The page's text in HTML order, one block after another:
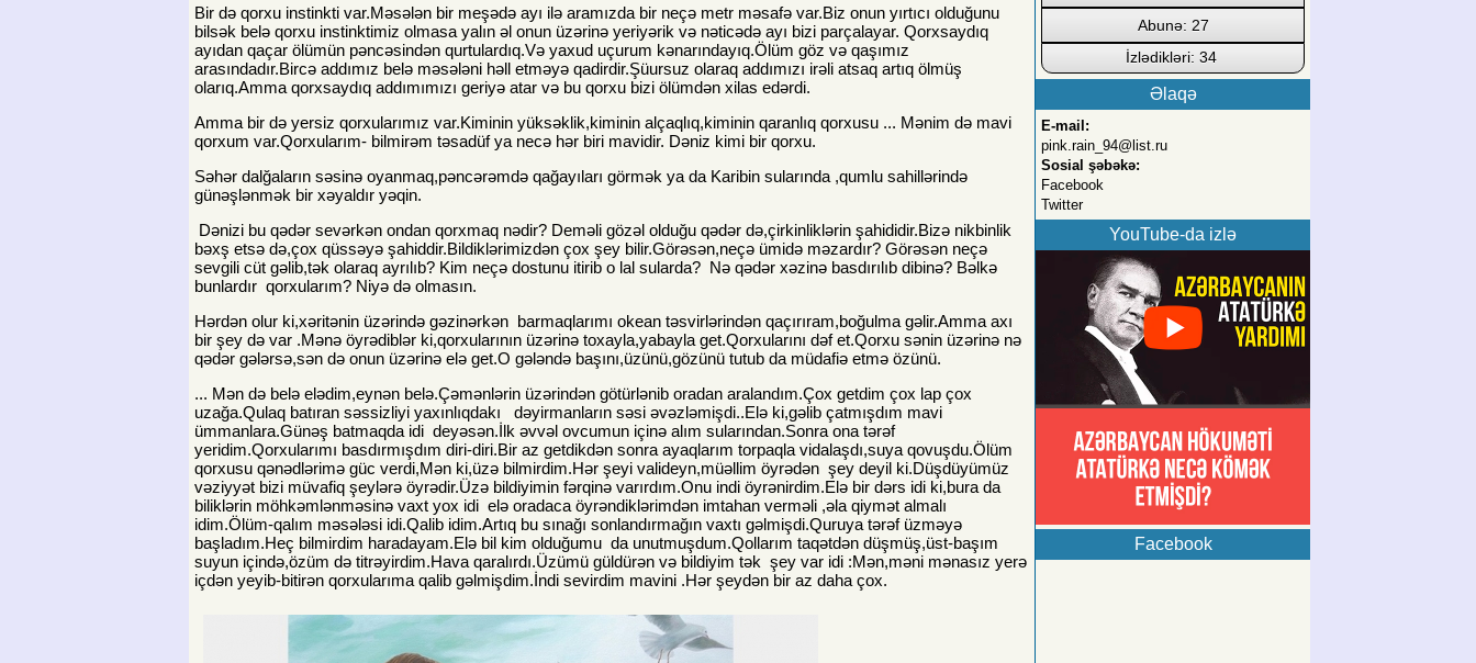
Bir də qorxu instinkti var.Məsələn bir meşədə ayı ilə aramızda bir neçə metr məsafə var.Biz onun yırtıcı olduğunu
bilsək belə qorxu instinktimiz olmasa yalın əl onun üzərinə yeriyərik və nəticədə ayı bizi parçalayar. Qorxsaydıq
ayıdan qaçar ölümün pəncəsindən qurtulardıq.Və yaxud uçurum kənarındayıq.Ölüm göz və qaşımız
arasındadır.Bircə addımız belə məsələni həll etməyə qadirdir.Şüursuz olaraq addımızı irəli atsaq artıq ölmüş
olarıq.Amma qorxsaydıq addımımızı geriyə atar və bu qorxu bizi ölümdən xilas edərdi.
Amma bir də yersiz qorxularımız var.Kiminin yüksəklik,kiminin alçaqlıq,kiminin qaranlıq qorxusu ... Mənim də mavi
qorxum var.Qorxularım- bilmirəm təsadüf ya necə hər biri mavidir. Dəniz kimi bir qorxu.
Səhər dalğaların səsinə oyanmaq,pəncərəmdə qağayıları görmək ya da Karibin sularında ,qumlu sahillərində
günəşlənmək bir xəyaldır yəqin.
Dənizi bu qədər sevərkən ondan qorxmaq nədir? Deməli gözəl olduğu qədər də,çirkinliklərin şahididir.Bizə nikbinlik
bəxş etsə də,çox qüssəyə şahiddir.Bildiklərimizdən çox şey bilir.Görəsən,neçə ümidə məzardır? Görəsən neçə
sevgili cüt gəlib,tək olaraq ayrılıb? Kim neçə dostunu itirib o lal sularda? Nə qədər xəzinə basdırılıb dibinə? Bəlkə
bunlardır qorxularım? Niyə də olmasın.
Hərdən olur ki,xəritənin üzərində gəzinərkən barmaqlarımı okean təsvirlərindən qaçırıram,boğulma gəlir.Amma axı
bir şey də var .Mənə öyrədiblər ki,qorxularının üzərinə toxayla,yabayla get.Qorxularını dəf et.Qorxu sənin üzərinə nə
qədər gələrsə,sən də onun üzərinə elə get.O gələndə başını,üzünü,gözünü tutub da müdafiə etmə özünü.
... Mən də belə elədim,eynən belə.Çəmənlərin üzərindən götürlənib oradan aralandım.Çox getdim çox lap çox
uzağa.Qulaq batıran səssizliyi yaxınlıqdakı dəyirmanların səsi əvəzləmişdi..Elə ki,gəlib çatmışdım mavi
ümmanlara.Günəş batmaqda idi deyəsən.İlk əvvəl ovcumun içinə alım sularından.Sonra ona tərəf
yeridim.Qorxularımı basdırmışdım diri-diri.Bir az getdikdən sonra ayaqlarım torpaqla vidalaşdı,suya qovuşdu.Ölüm
qorxusu qənədlərimə güc verdi,Mən ki,üzə bilmirdim.Hər şeyi valideyn,müəllim öyrədən şey deyil ki.Düşdüyümüz
vəziyyət bizi müvafiq şeylərə öyrədir.Üzə bildiyimin fərqinə varırdım.Onu indi öyrənirdim.Elə bir dərs idi ki,bura da
biliklərin möhkəmlənməsinə vaxt yox idi elə oradaca öyrəndiklərimdən imtahan verməli ,əla qiymət almalı
idim.Ölüm-qalım məsələsi idi.Qalib idim.Artıq bu sınağı sonlandırmağın vaxtı gəlmişdi.Quruya tərəf üzməyə
başladım.Heç bilmirdim haradayam.Elə bil kim olduğumu da unutmuşdum.Qollarım taqətdən düşmüş,üst-başım
suyun içində,özüm də titrəyirdim.Hava qaralırdı.Üzümü güldürən və bildiyim tək şey var idi :Mən,məni mənasız yerə
içdən yeyib-bitirən qorxularıma qalib gəlmişdim.İndi sevirdim mavini .Hər şeydən bir az daha çox.
Abunə: 27
İzlədikləri: 34
Əlaqə
E-mail:
pink.rain_94@list.ru
Sosial şəbəkə:
Facebook
Twitter
YouTube-da izlə
Facebook